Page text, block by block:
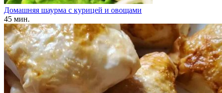
Домашняя шаурма с курицей и овощами
45 мин.